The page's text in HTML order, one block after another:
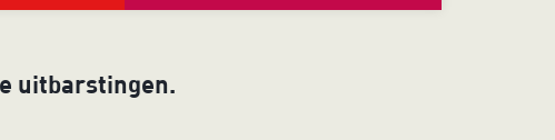
uitbarstingen.